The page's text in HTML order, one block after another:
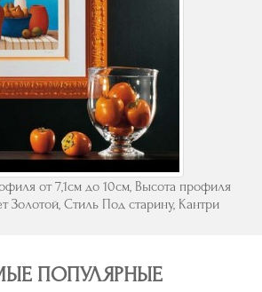
от 7,1см до 10см, Высота профиля
Золотой, Стиль Под старину, Кантри
ПОПУЛЯРНЫЕ